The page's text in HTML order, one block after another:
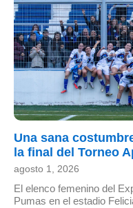
Una sana
la final del Torneo
agosto 1, 2026
El elenco femenino del
Pumas en el estadio